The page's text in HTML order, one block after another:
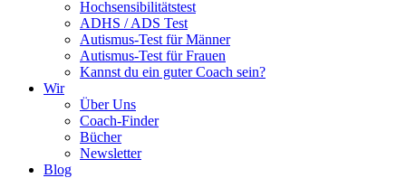
Hochsensibilitätstest
ADHS / ADS Test
Autismus-Test für Männer
Autismus-Test für Frauen
Kannst du ein guter Coach sein?
Wir
Über Uns
Coach-Finder
Bücher
Newsletter
Blog